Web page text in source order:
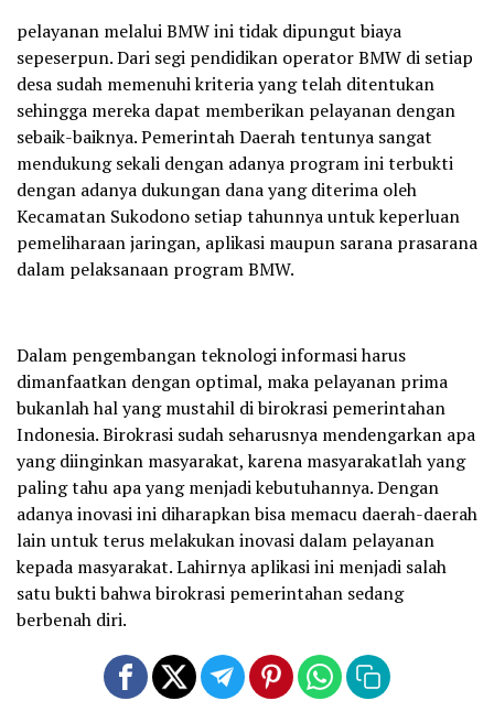
pelayanan melalui BMW ini tidak dipungut biaya
sepeserpun. Dari segi pendidikan operator BMW di setiap
desa sudah memenuhi kriteria yang telah ditentukan
sehingga mereka dapat memberikan pelayanan dengan
sebaik-baiknya. Pemerintah Daerah tentunya sangat
mendukung sekali dengan adanya program ini terbukti
dengan adanya dukungan dana yang diterima oleh
Kecamatan Sukodono setiap tahunnya untuk keperluan
pemeliharaan jaringan, aplikasi maupun sarana prasarana
dalam pelaksanaan program BMW.
Dalam pengembangan teknologi informasi harus
dimanfaatkan dengan optimal, maka pelayanan prima
bukanlah hal yang mustahil di birokrasi pemerintahan
Indonesia. Birokrasi sudah seharusnya mendengarkan apa
yang diinginkan masyarakat, karena masyarakatlah yang
paling tahu apa yang menjadi kebutuhannya. Dengan
adanya inovasi ini diharapkan bisa memacu daerah-daerah
lain untuk terus melakukan inovasi dalam pelayanan
kepada masyarakat. Lahirnya aplikasi ini menjadi salah
satu bukti bahwa birokrasi pemerintahan sedang
berbenah diri.